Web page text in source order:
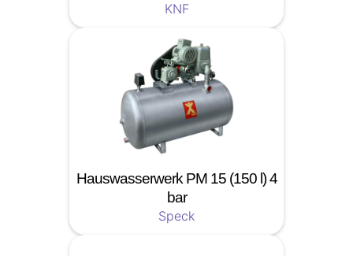
KNF
Hauswasserwerk PM 15 (150 l) 4
bar
Speck